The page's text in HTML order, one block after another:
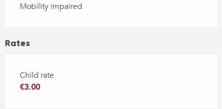
Mobility impaired
Rates
Child rate
€3.00